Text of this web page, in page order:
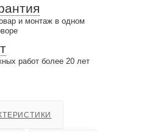
и монтаж в одном
работ более 20 лет